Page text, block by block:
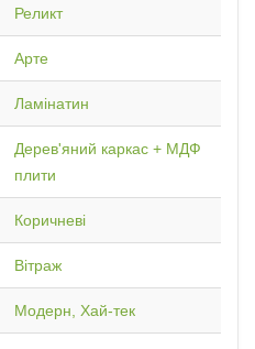
Реликт
Арте
Ламінатин
Дерев'яний каркас + МДФ
плити
Коричневі
Вітраж
Модерн, Хай-тек